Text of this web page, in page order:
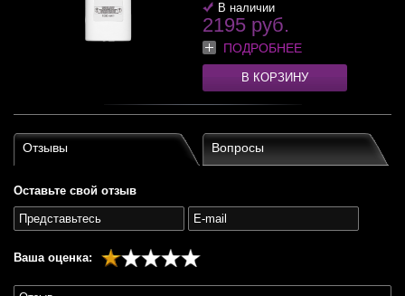
В наличии
2195 руб.
ПОДРОБНЕЕ
В КОРЗИНУ
Отзывы Вопросы
Оставьте свой отзыв
Ваша оценка: